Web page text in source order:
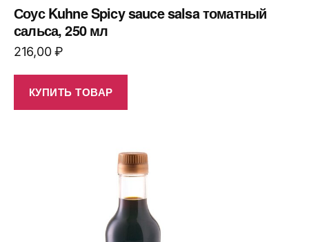
Соус Kuhne Spicy sauce salsa томатный
сальса, 250 мл
216,00₽
КУПИТЬ ТОВАР